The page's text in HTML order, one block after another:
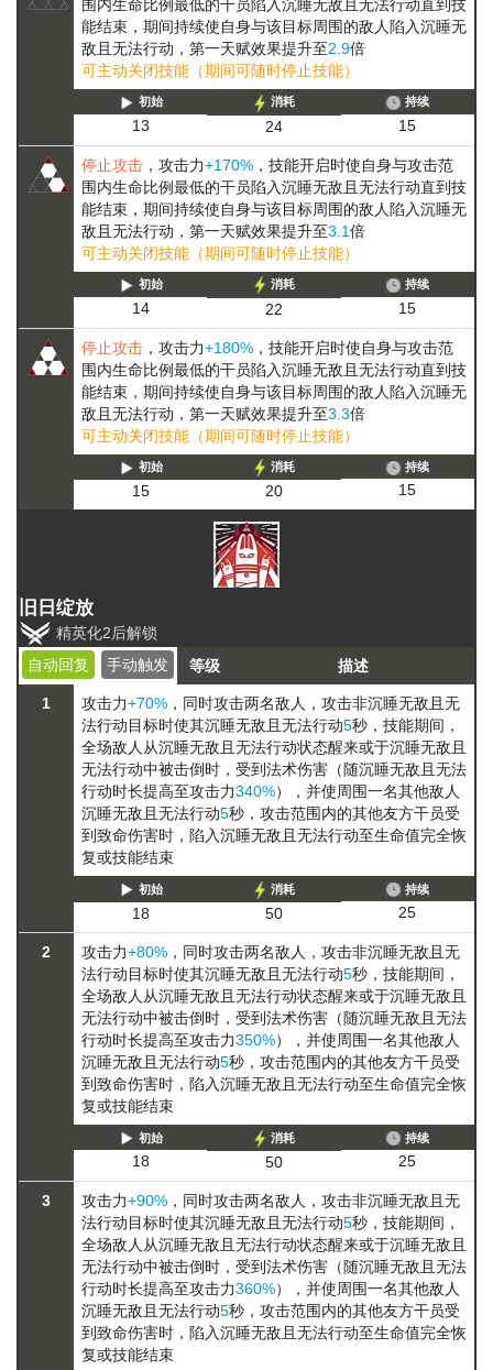
围内生命比例最低的干员陷入沉睡无敌且无法行动 直到技
能结束，期间持续使自身与该目标周围的敌人陷入沉睡无
敌且无法行动 ，第一天赋效果提升至2.9倍
可主动关闭技能（期间可随时停止技能）
初始
13
消耗
24
持续
15
停止攻击 ，攻击力+170% ，技能开启时使自身与攻击范
围内生命比例最低的干员陷入沉睡无敌且无法行动直到技
能结束，期间持续使自身与该目标周围的敌人陷入沉睡无
敌且无法行动 ，第一天赋效果提升至3.1倍
可主动关闭技能（期间可随时停止技能）
初始
14
消耗
22
持续
15
停止攻击 ，攻击力+180% ，技能开启时使自身与攻击范
围内生命比例最低的干员陷入沉睡无敌且无法行动直到技
能结束，期间持续使自身与该目标周围的敌人陷入沉睡无
敌且无法行动 ，第一天赋效果提升至3.3倍
可主动关闭技能（期间可随时停止技能）
初始
15
消耗
20
持续
15
旧日绽放
精英化2后解锁
自动回复
手动触发 等级 描述
1 攻击力+70% ，同时攻击两名敌人，攻击非沉睡无敌且无
法行动目标时使其沉睡无敌且无法行动5秒，技能期间，
全场敌人从沉睡无敌且无法行动状态醒来或于沉睡无敌且
无法行动中被击倒时，受到法术伤害（随沉睡无敌且无法
行动时长提高至攻击力340%），并使周围一名其他敌人
沉睡无敌且无法行动5秒，攻击范围内的其他友方干员受
到致命伤害时，陷入沉睡无敌且无法行动至生命值完全恢
复或技能结束
初始
18
消耗
50
持续
25
2 攻击力+80% ，同时攻击两名敌人，攻击非沉睡无敌且无
法行动目标时使其沉睡无敌且无法行动5秒，技能期间，
全场敌人从沉睡无敌且无法行动状态醒来或于沉睡无敌且
无法行动中被击倒时，受到法术伤害（随沉睡无敌且无法
行动时长提高至攻击力350%），并使周围一名其他敌人
沉睡无敌且无法行动5秒，攻击范围内的其他友方干员受
到致命伤害时，陷入沉睡无敌且无法行动至生命值完全恢
复或技能结束
初始
18
消耗
50
持续
25
3 攻击力+90% ，同时攻击两名敌人，攻击非沉睡无敌且无
法行动目标时使其沉睡无敌且无法行动5秒，技能期间，
全场敌人从沉睡无敌且无法行动状态醒来或于沉睡无敌且
无法行动中被击倒时，受到法术伤害（随沉睡无敌且无法
行动时长提高至攻击力360%），并使周围一名其他敌人
沉睡无敌且无法行动5秒，攻击范围内的其他友方干员受
到致命伤害时，陷入沉睡无敌且无法行动至生命值完全恢
复或技能结束